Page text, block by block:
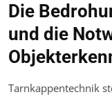
Die
und die
Tarnkappentechnik